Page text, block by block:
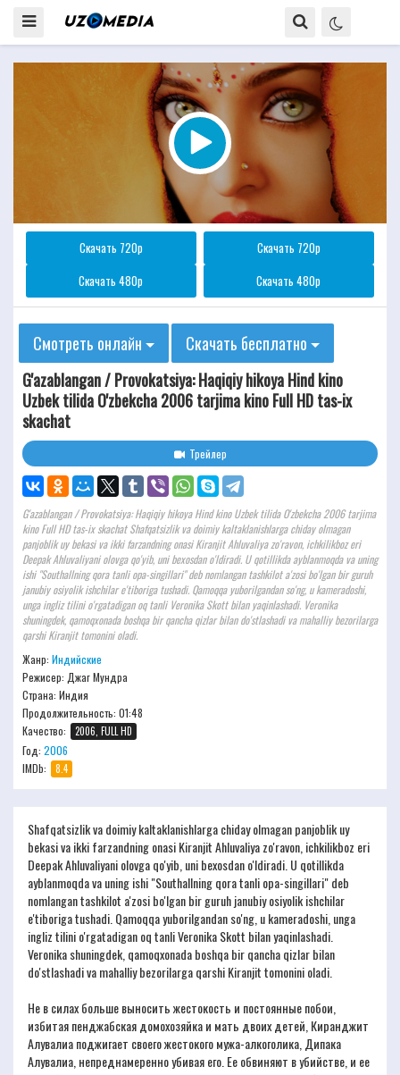
Скачать 720p
Скачать 720p
Скачать 480p
Скачать 480p
Смотреть онлайн
Скачать бесплатно
G'azablangan / Provokatsiya: Haqiqiy hikoya Hind kino
Uzbek tilida O'zbekcha 2006 tarjima kino Full HD tas-ix
skachat
Трейлер
G'azablangan / Provokatsiya: Haqiqiy hikoya Hind kino Uzbek tilida O'zbekcha 2006 tarjima
kino Full HD tas-ix skachat Shafqatsizlik va doimiy kaltaklanishlarga chiday olmagan
panjoblik uy bekasi va ikki farzandning onasi Kiranjit Ahluvaliya zo'ravon, ichkilikboz eri
Deepak Ahluvaliyani olovga qo'yib, uni bexosdan o'ldiradi. U qotillikda ayblanmoqda va uning
ishi "Southallning qora tanli opa-singillari" deb nomlangan tashkilot a'zosi bo'lgan bir guruh
janubiy osiyolik ishchilar e'tiboriga tushadi. Qamoqqa yuborilgandan so'ng, u kameradoshi,
unga ingliz tilini o'rgatadigan oq tanli Veronika Skott bilan yaqinlashadi. Veronika
shuningdek, qamoqxonada boshqa bir qancha qizlar bilan do'stlashadi va mahalliy bezorilarga
qarshi Kiranjit tomonini oladi.
Жанр: Индийские
Режисер: Джаг Мундра
Страна: Индия
Продолжительность: 01:48
Качество:
2006, FULL HD
Год: 2006
IMDb:
8.4
Shafqatsizlik va doimiy kaltaklanishlarga chiday olmagan panjoblik uy
bekasi va ikki farzandning onasi Kiranjit Ahluvaliya zo'ravon, ichkilikboz eri
Deepak Ahluvaliyani olovga qo'yib, uni bexosdan o'ldiradi. U qotillikda
ayblanmoqda va uning ishi "Southallning qora tanli opa-singillari" deb
nomlangan tashkilot a'zosi bo'lgan bir guruh janubiy osiyolik ishchilar
e'tiboriga tushadi. Qamoqqa yuborilgandan so'ng, u kameradoshi, unga
ingliz tilini o'rgatadigan oq tanli Veronika Skott bilan yaqinlashadi.
Veronika shuningdek, qamoqxonada boshqa bir qancha qizlar bilan
do'stlashadi va mahalliy bezorilarga qarshi Kiranjit tomonini oladi.
Не в силах больше выносить жестокость и постоянные побои,
избитая пенджабская домохозяйка и мать двоих детей, Киранджит
Алувалиа поджигает своего жестокого мужа-алкоголика, Дипака
Алувалиа, непреднамеренно убивая его. Ее обвиняют в убийстве, и ее